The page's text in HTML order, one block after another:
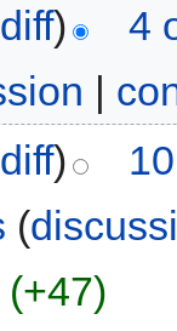
diff)
4
|
diff)
(
(+47)